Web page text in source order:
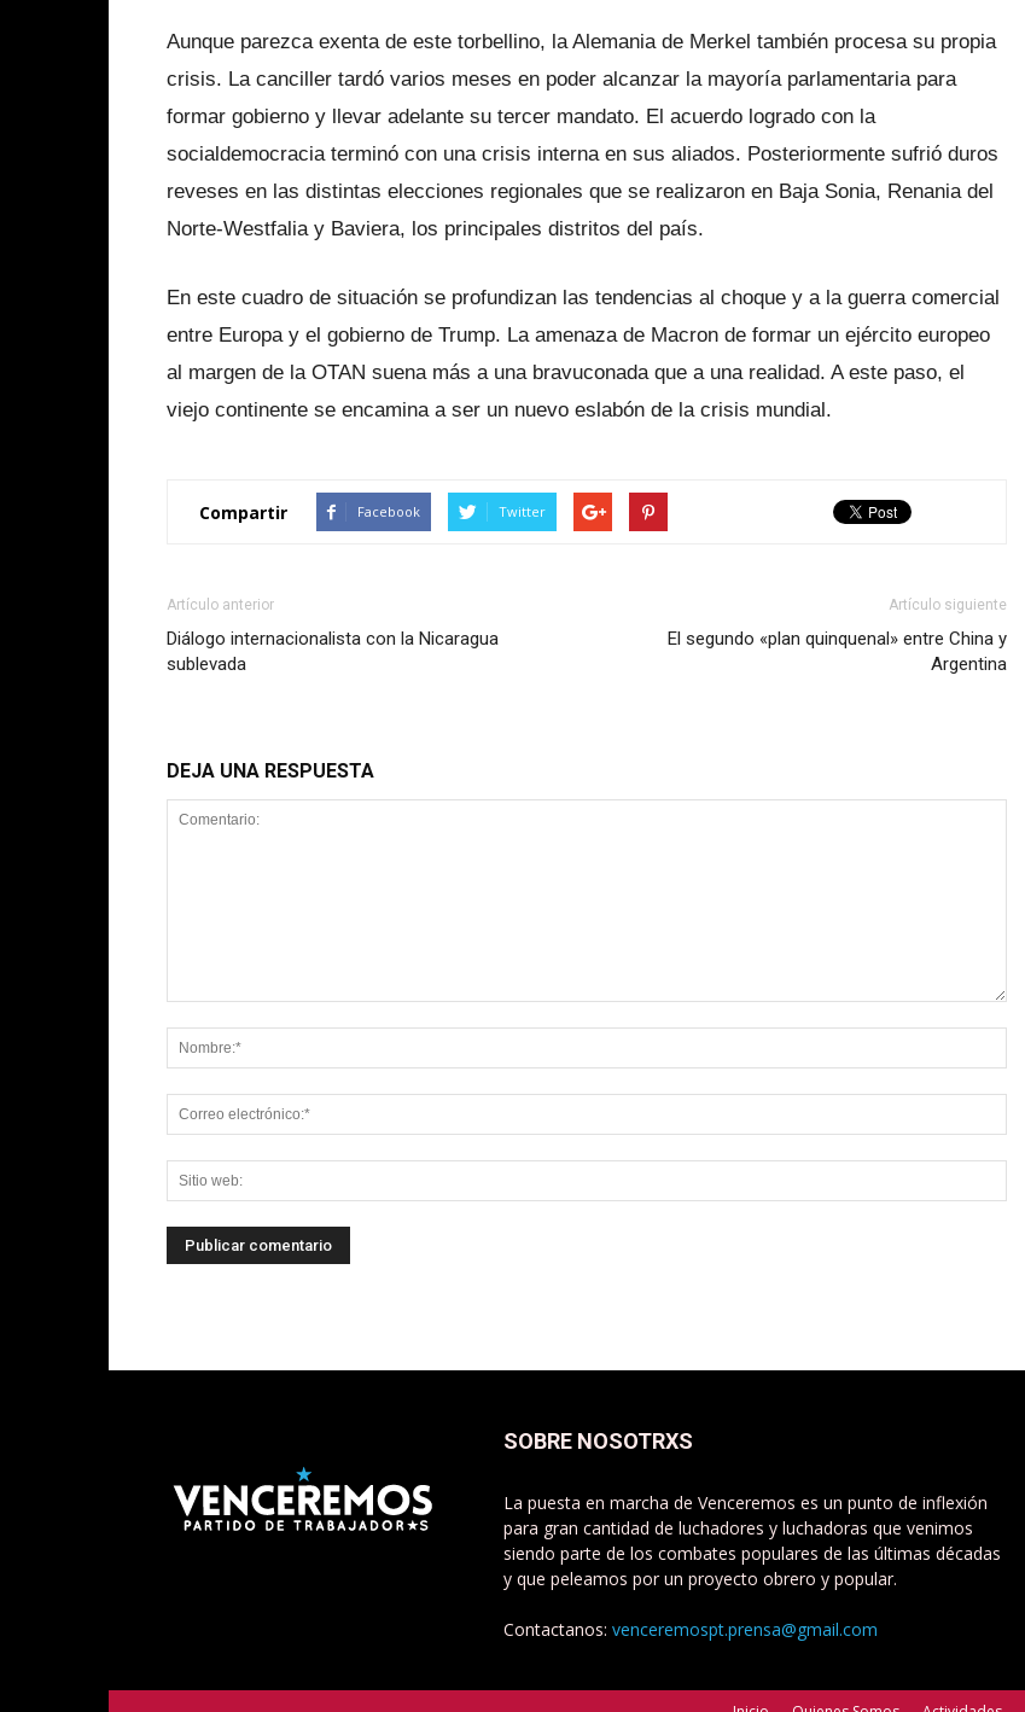
Aunque parezca exenta de este torbellino, la Alemania de Merkel también procesa su propia
crisis. La canciller tardó varios meses en poder alcanzar la mayoría parlamentaria para
formar gobierno y llevar adelante su tercer mandato. El acuerdo logrado con la
socialdemocracia terminó con una crisis interna en sus aliados. Posteriormente sufrió duros
reveses en las distintas elecciones regionales que se realizaron en Baja Sonia, Renania del
Norte-Westfalia y Baviera, los principales distritos del país.
En este cuadro de situación se profundizan las tendencias al choque y a la guerra comercial
entre Europa y el gobierno de Trump. La amenaza de Macron de formar un ejército europeo
al margen de la OTAN suena más a una bravuconada que a una realidad. A este paso, el
viejo continente se encamina a ser un nuevo eslabón de la crisis mundial.
Compartir Facebook Twitter
Artículo anterior
Diálogo internacionalista con la Nicaragua
sublevada
Artículo siguiente
El segundo «plan quinquenal» entre China y
Argentina
DEJA UNA RESPUESTA
SOBRE NOSOTRXS
La puesta en marcha de Venceremos es un punto de inflexión
para gran cantidad de luchadores y luchadoras que venimos
siendo parte de los combates populares de las últimas décadas
y que peleamos por un proyecto obrero y popular.
Contactanos: venceremospt.prensa@gmail.com